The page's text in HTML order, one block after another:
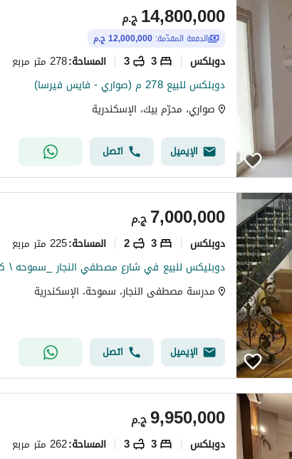
ج.م14,800,000
الدفعة المقدّمة: 12,000,000 ج.م
دوبلكس 3
3 المساحة:278 متر مربع
دوبلكس للبيع 278 م (صواري - فايس فيرسا)
صواري، محرّم بيك، الإسكندرية
الإيميل اتصل
ج.م7,000,000
دوبلكس 3
2 المساحة:225 متر مربع
مدرسة مصطفى النجار، سموحة، الإسكندرية
الإيميل اتصل
ج.م9,950,000
دوبلكس 3
3 المساحة:262 متر مربع